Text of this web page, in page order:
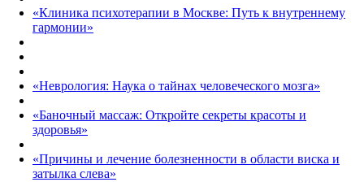
«Клиника психотерапии в Москве: Путь к внутреннему
гармонии»
«Неврология: Наука о тайнах человеческого мозга»
«Баночный массаж: Откройте секреты красоты и
здоровья»
«Причины и лечение болезненности в области виска и
затылка слева»